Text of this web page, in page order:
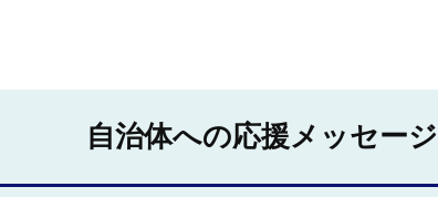
自治体への応援メッセージ